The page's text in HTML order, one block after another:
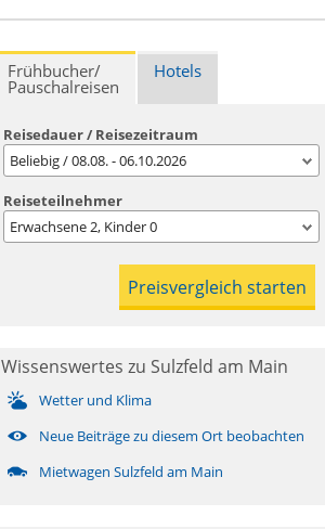
Frühbucher/
Pauschalreisen
Hotels
Reisedauer / Reisezeitraum
Beliebig / 08.08. - 06.10.2026
Reiseteilnehmer
Erwachsene2, Kinder0
Wissenswertes zu Sulzfeld am Main
Wetter und Klima
Neue Beiträge zu diesem Ort beobachten
Mietwagen Sulzfeld am Main